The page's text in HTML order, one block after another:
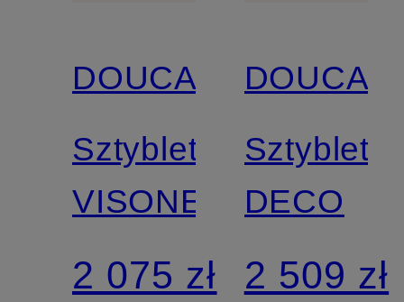
DOUCAL'S
Sztyblety
VISONE
2 075 zł
Sztyblety
DECO
2 509 zł